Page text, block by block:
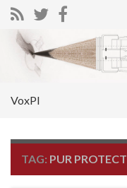
Search for:
VoxPI
TAG: PUR PROTECT